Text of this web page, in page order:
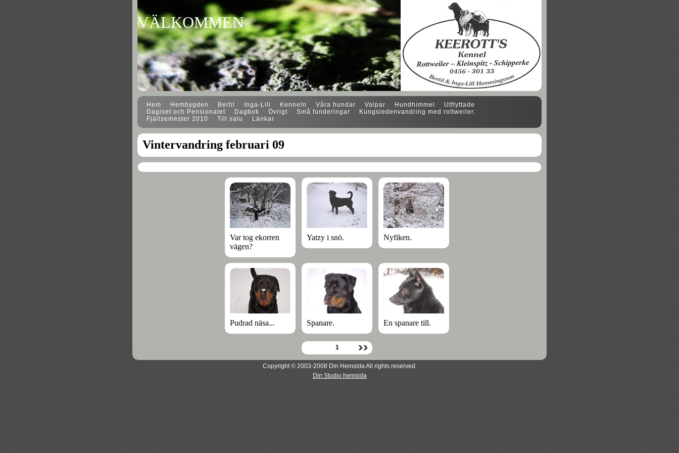
VÄLKOMMEN
Hem Hembygden Bertil Inga-Lill Kenneln Våra hundar Valpar Hundhimmel
Utflyttade
Dagiset och Pensionatet
Dagbok Övrigt Små funderingar
Kungsledenvandring med rottweiler.
Fjällsemester 2010
Till salu Länkar
Vintervandring februari 09
Var tog ekorren
vägen?
Yatzy i snö. Nyfiken.
Pudrad näsa... Spanare. En spanare till.
1
Copyright © 2003-2008 Din Hemsida All rights reserved.
Din Studio hemsida